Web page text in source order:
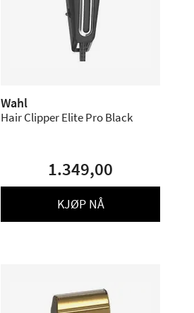
Wahl
Hair Clipper Elite Pro Black
1.349,00
KJØP NÅ